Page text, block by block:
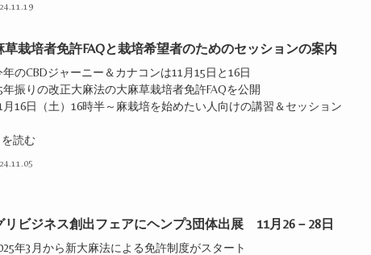
草栽培者免許FAQと栽培希望者のためのセッションの案内
のCBDジャーニー＆カナコンは11月15日と16日
振りの改正大麻法の大麻草栽培者免許FAQを公開
16日（土）16時半～麻栽培を始めたい人向けの講習＆セッション
読む
リビジネス創出フェアにヘンプ3団体出展 11月26－28日
年3月から新大麻法による免許制度がスタート